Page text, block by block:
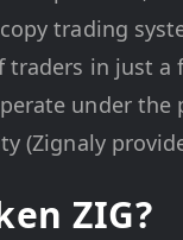
trading
in just a
under
(Zignaly
ZIG?